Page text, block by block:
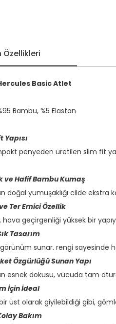
Özellikleri
Basic Atlet
Bambu, %5 Elastan
Yapısı
penyeden üretilen slim fit
ve Hafif Bambu Kumaş
doğal yumuşaklığı cilde
Ter Emici Özellik
geçirgenliği yüksek bir
Tasarım
görünüm sunar. rengi
Özgürlüğü Sunan Yapı
esnek dokusu, vücuda tam
İçin İdeal
bir üst olarak giyilebildiği gibi,
Bakım